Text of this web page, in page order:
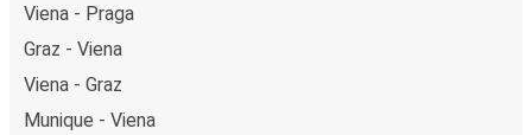
Viena - Praga
Graz - Viena
Viena - Graz
Munique - Viena